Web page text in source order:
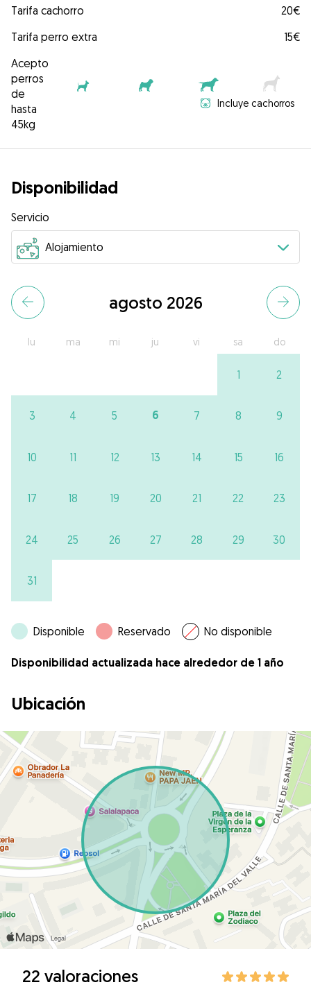
Tarifa cachorro
20€
Tarifa perro extra
15€
Acepto
perros
de
hasta
45kg
Incluye cachorros
Disponibilidad
Servicio
agosto 2026
lu ma mi ju vi sa do
1 2
3 4 5 6 7 8 9
10 11 12 13 14 15 16
17 18 19 20 21 22 23
24 25 26 27 28 29 30
31
Disponible Reservado No disponible
Disponibilidad actualizada hace alrededor de 1 año
Ubicación
22 valoraciones